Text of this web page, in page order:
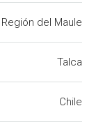
Región del Maule
Talca
Chile